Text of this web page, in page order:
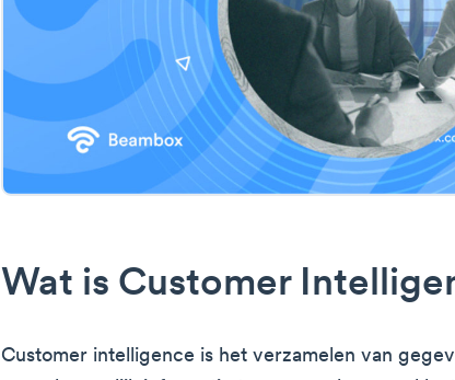
Wat is Customer
Customer intelligence is het verzamelen van